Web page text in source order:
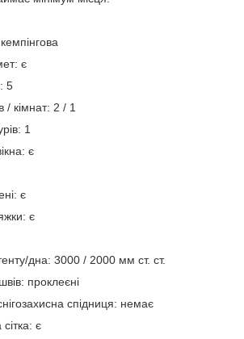
є
5
/ кімнат: 2 / 1
1
є
є
є
тенту/дна: 3000 / 2000 мм ст. ст.
проклеєні
спідниця: немає
є